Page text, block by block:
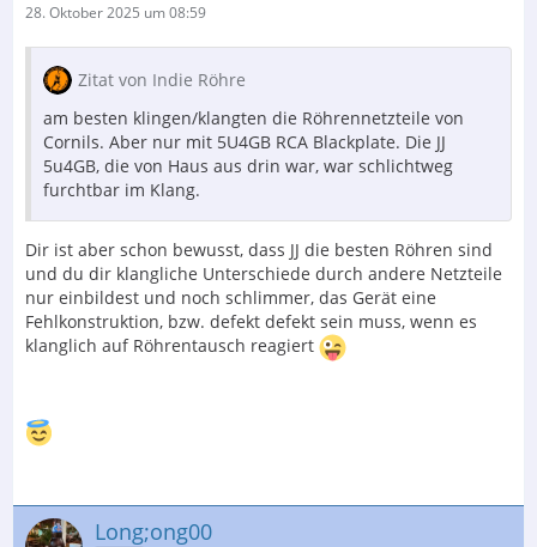
28. Oktober 2025 um 08:59
Zitat von Indie Röhre
am besten klingen/klangten die Röhrennetzteile von
Cornils. Aber nur mit 5U4GB RCA Blackplate. Die JJ
5u4GB, die von Haus aus drin war, war schlichtweg
furchtbar im Klang.
Dir ist aber schon bewusst, dass JJ die besten Röhren sind
und du dir klangliche Unterschiede durch andere Netzteile
nur einbildest und noch schlimmer, das Gerät eine
Fehlkonstruktion, bzw. defekt defekt sein muss, wenn es
klanglich auf Röhrentausch reagiert
Long;ong00